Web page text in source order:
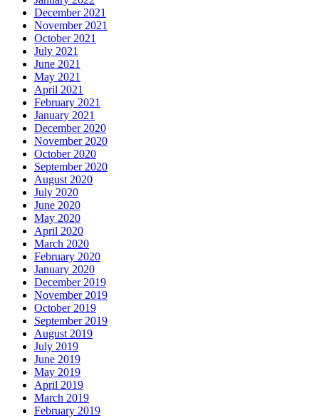
December 2021
November 2021
October 2021
July 2021
June 2021
May 2021
April 2021
February 2021
January 2021
December 2020
November 2020
October 2020
September 2020
August 2020
July 2020
June 2020
May 2020
April 2020
March 2020
February 2020
January 2020
December 2019
November 2019
October 2019
September 2019
August 2019
July 2019
June 2019
May 2019
April 2019
March 2019
February 2019